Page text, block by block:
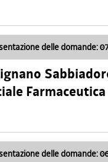
delle domande:
delle domande: